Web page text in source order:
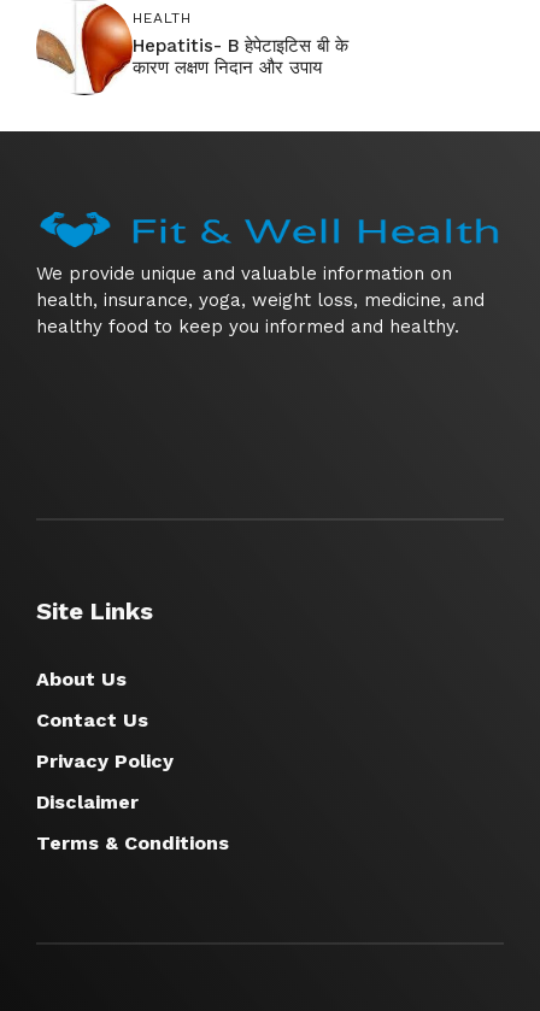
HEALTH
Hepatitis- B हेपेटाइटिस बी के
कारण लक्षण निदान और उपाय
We provide unique and valuable information on
health, insurance, yoga, weight loss, medicine, and
healthy food to keep you informed and healthy.
Site Links
About Us
Contact Us
Privacy Policy
Disclaimer
Terms & Conditions